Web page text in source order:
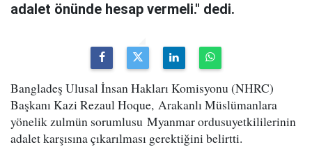
adalet önünde hesap vermeli." dedi.
Bangladeş Ulusal İnsan Hakları Komisyonu (NHRC)
Başkanı Kazi Rezaul Hoque, Arakanlı Müslümanlara
yönelik zulmün sorumlusu Myanmar ordusuyetkililerinin
adalet karşısına çıkarılması gerektiğini belirtti.